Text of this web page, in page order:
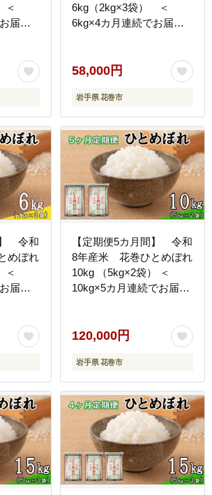
＜
届け
6kg（2kg×3袋） ＜
6kg×4カ月連続でお届け
58,000円
岩手県 花巻市
】 令和
めぼれ
＜
届け
【定期便5カ月間】 令和
8年産米 花巻ひとめぼれ
10kg （5kg×2袋） ＜
10kg×5カ月連続でお届け
120,000円
岩手県 花巻市